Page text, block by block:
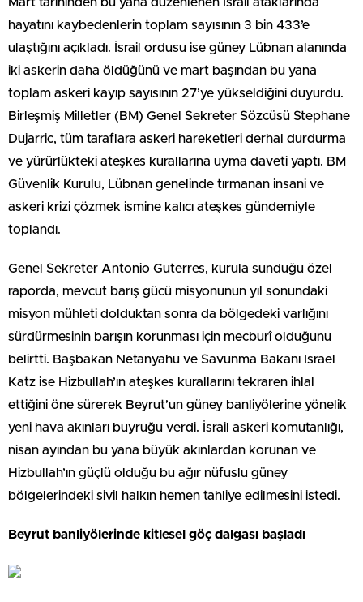
hayatını kaybedenlerin toplam sayısının 3 bin 433’e
ulaştığını açıkladı. İsrail ordusu ise güney Lübnan alanında
iki askerin daha öldüğünü ve mart başından bu yana
toplam askeri kayıp sayısının 27’ye yükseldiğini duyurdu.
Birleşmiş Milletler (BM) Genel Sekreter Sözcüsü Stephane
Dujarric, tüm taraflara askeri hareketleri derhal durdurma
ve yürürlükteki ateşkes kurallarına uyma daveti yaptı. BM
Güvenlik Kurulu, Lübnan genelinde tırmanan insani ve
askeri krizi çözmek ismine kalıcı ateşkes gündemiyle
toplandı.
Genel Sekreter Antonio Guterres, kurula sunduğu özel
raporda, mevcut barış gücü misyonunun yıl sonundaki
misyon mühleti dolduktan sonra da bölgedeki varlığını
sürdürmesinin barışın korunması için mecburî olduğunu
belirtti. Başbakan Netanyahu ve Savunma Bakanı Israel
Katz ise Hizbullah’ın ateşkes kurallarını tekraren ihlal
ettiğini öne sürerek Beyrut’un güney banliyölerine yönelik
yeni hava akınları buyruğu verdi. İsrail askeri komutanlığı,
nisan ayından bu yana büyük akınlardan korunan ve
Hizbullah’ın güçlü olduğu bu ağır nüfuslu güney
bölgelerindeki sivil halkın hemen tahliye edilmesini istedi.
Beyrut banliyölerinde kitlesel göç dalgası başladı